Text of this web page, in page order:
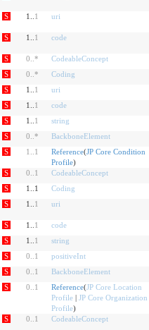
S 1.. 1 uri
S 1.. 1 code
S 0 * CodeableConcept
S 0 * Coding
S 1.. 1 uri
S 1.. 1 code
S 1.. 1 string
S 0 * BackboneElement
S 1 1 Reference(JP Core Condition
Profile)
S 0 1 CodeableConcept
S 1..1 Coding
S 1.. 1 uri
S 1.. 1 code
S 1.. 1 string
S 0 1 positiveInt
S 0 1 BackboneElement
S 0 1 Reference(JP Core Location
Profile| JP Core Organization
Profile)
S 0 1 CodeableConcept